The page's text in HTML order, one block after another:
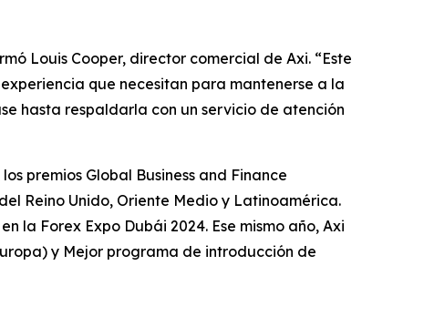
Louis Cooper, director comercial de Axi. “Este
que necesitan para mantenerse a la
hasta respaldarla con un servicio de atención
premios Global Business and Finance
Reino Unido, Oriente Medio y Latinoamérica.
la Forex Expo Dubái 2024. Ese mismo año, Axi
y Mejor programa de introducción de